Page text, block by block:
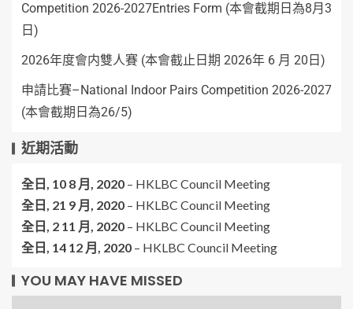
Competition 2026-2027Entries Form (本會截期日為8月3
日)
2026年度會内雙人賽 (本會截止日期 2026年 6 月 20日)
申請比賽–National Indoor Pairs Competition 2026-2027
(本會截期日為26/5)
近期活動
全日, 10 8 月, 2020 – HKLBC Council Meeting
全日, 21 9 月, 2020 – HKLBC Council Meeting
全日, 2 11 月, 2020 – HKLBC Council Meeting
全日, 14 12 月, 2020 – HKLBC Council Meeting
YOU MAY HAVE MISSED